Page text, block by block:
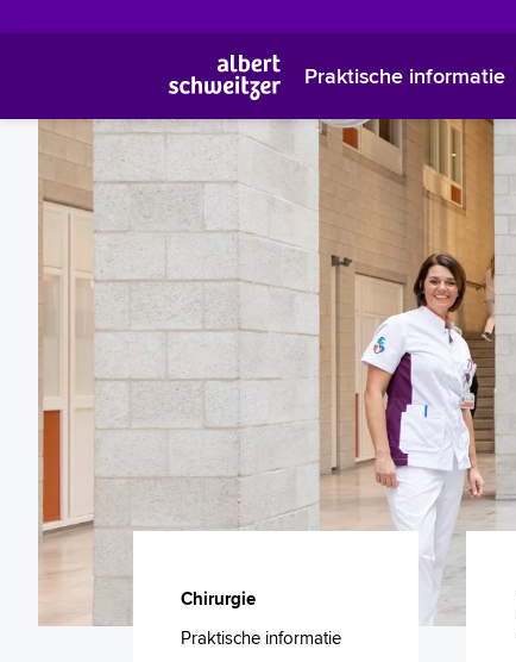
Praktische informatie
Chirurgie
Praktische informatie